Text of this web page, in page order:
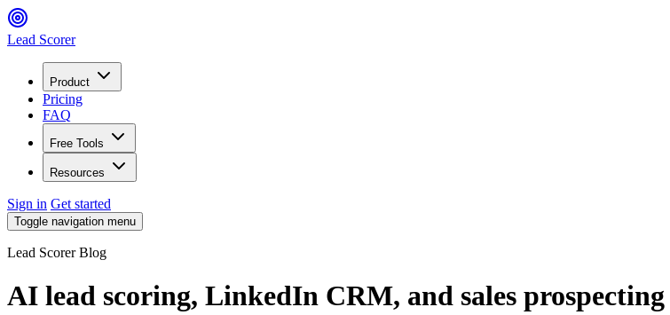
Lead Scorer
Product
Pricing
FAQ
Free Tools
Resources
Sign in Get started
Toggle navigation menu
Lead Scorer Blog
AI lead scoring, LinkedIn CRM, and sales